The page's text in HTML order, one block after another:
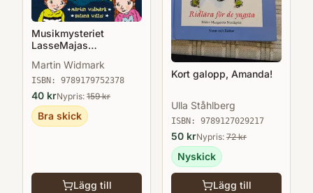
Musikmysteriet
LasseMajas
Martin Widmark
ISBN: 9789179752378
40 krNypris: 159kr
Bra skick
Lägg till
Kort galopp, Amanda!
Ulla Ståhlberg
ISBN: 9789127029217
50 krNypris: 72kr
Nyskick
Lägg till